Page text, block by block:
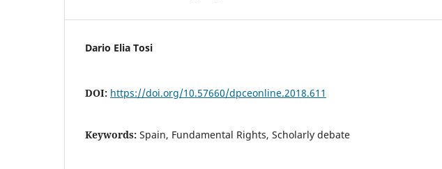
Dario Elia Tosi
DOI: https://doi.org/10.57660/dpceonline.2018.611
Keywords: Spain, Fundamental Rights, Scholarly debate